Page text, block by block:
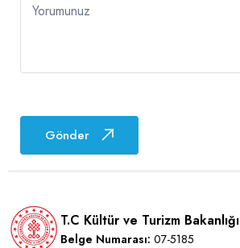
Yorumunuz
Gönder
T.C Kültür ve Turizm Bakanlığı
Belge Numarası: 07-5185